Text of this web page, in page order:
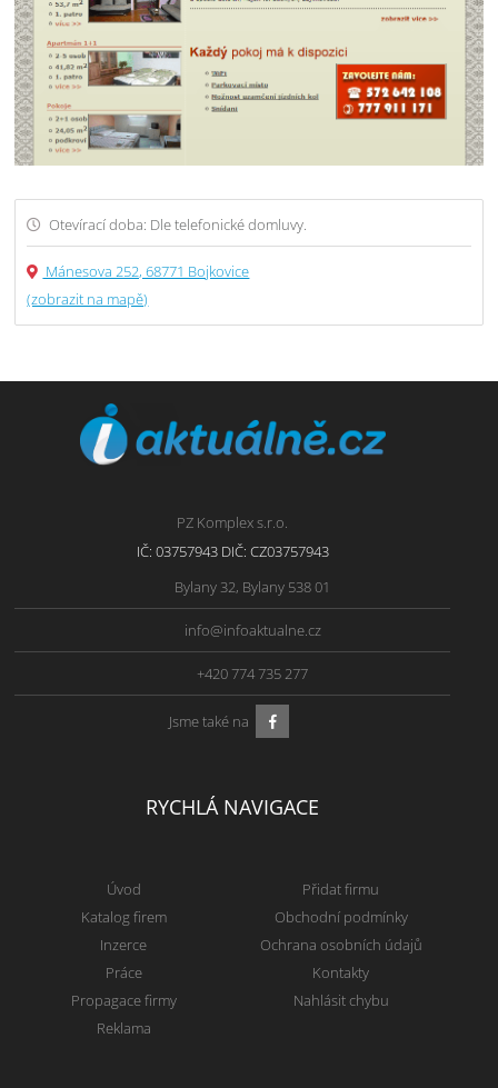
Otevírací doba: Dle telefonické domluvy.
Mánesova 252, 68771 Bojkovice
(zobrazit na mapě)
PZ Komplex s.r.o.
IČ: 03757943 DIČ: CZ03757943
Bylany 32, Bylany 538 01
info@infoaktualne.cz
+420 774 735 277
Jsme také na
RYCHLÁ NAVIGACE
Úvod
Katalog firem
Inzerce
Práce
Propagace firmy
Reklama
Přidat firmu
Obchodní podmínky
Ochrana osobních údajů
Kontakty
Nahlásit chybu